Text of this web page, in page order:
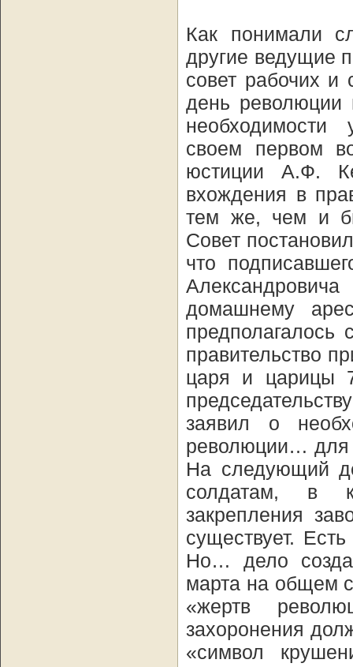
Как понимали
другие ведущие
совет рабочих и
день революции
необходимости
своем первом
юстиции А.Ф.
вхождения в
тем же, чем и
Совет
что
домашнему
предполагалось
правительство
царя и царицы
заявил о
революции… для
На следующий
солдатам, в
закрепления
существует.
Но… дело
марта на общем
«жертв
захоронения
«символ